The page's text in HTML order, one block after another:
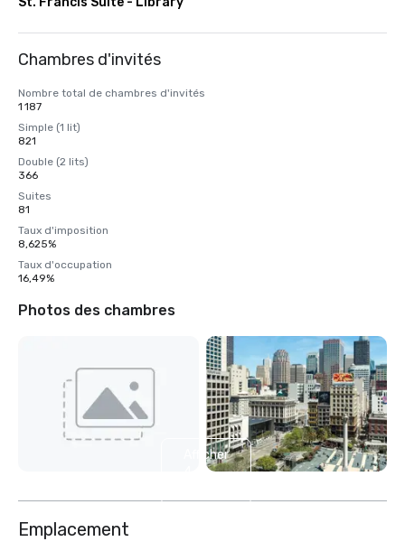
Chambres d'invités
Nombre total de chambres d'invités
1 187
Simple (1 lit)
821
Double (2 lits)
366
Suites
81
Taux d'imposition
8,625%
Taux d'occupation
16,49%
Photos des chambres
Afficher
Emplacement